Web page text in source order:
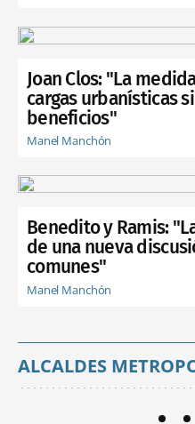
Joan Clos: "La
cargas urbanísticas
beneficios"
Manel Manchón
Benedito y Ramis:
de una nueva
comunes"
Manel Manchón
ALCALDES